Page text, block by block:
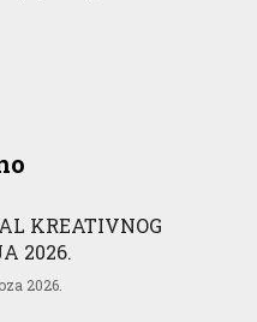
KREATIVNOG
2026.
2026.